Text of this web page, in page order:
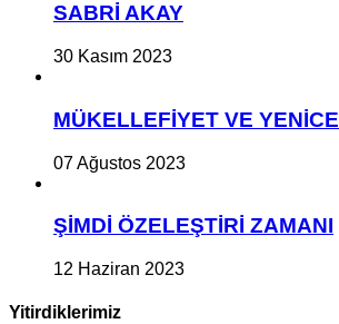
SABRİ AKAY
30 Kasım 2023
MÜKELLEFİYET VE YENİCE
07 Ağustos 2023
ŞİMDİ ÖZELEŞTİRİ ZAMANI
12 Haziran 2023
Yitirdiklerimiz